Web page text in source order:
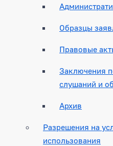
Образцы
Правовые
Заключения
слушаний и
Архив
Разрешения на
использования